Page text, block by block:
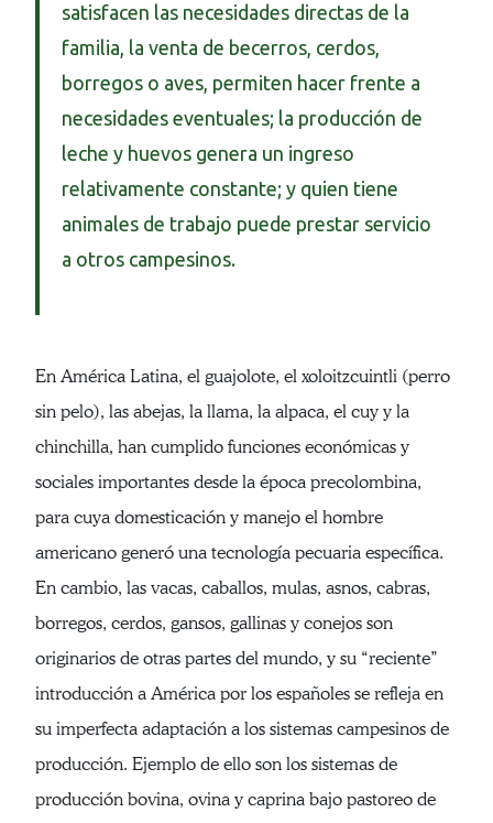
satisfacen las necesidades directas de la
familia, la venta de becerros, cerdos,
borregos o aves, permiten hacer frente a
necesidades eventuales; la producción de
leche y huevos genera un ingreso
relativamente constante; y quien tiene
animales de trabajo puede prestar servicio
a otros campesinos.
En América Latina, el guajolote, el xoloitzcuintli (perro
sin pelo), las abejas, la llama, la alpaca, el cuy y la
chinchilla, han cumplido funciones económicas y
sociales importantes desde la época precolombina,
para cuya domesticación y manejo el hombre
americano generó una tecnología pecuaria específica.
En cambio, las vacas, caballos, mulas, asnos, cabras,
borregos, cerdos, gansos, gallinas y conejos son
originarios de otras partes del mundo, y su “reciente”
introducción a América por los españoles se refleja en
su imperfecta adaptación a los sistemas campesinos de
producción. Ejemplo de ello son los sistemas de
producción bovina, ovina y caprina bajo pastoreo de